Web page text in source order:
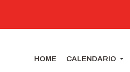
HOME CALENDARIO